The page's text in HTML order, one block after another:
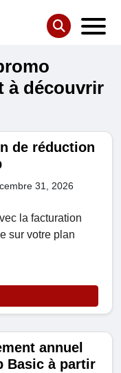
à découvrir
de réduction
31, 2026
la facturation
sur votre plan
annuel
Basic à partir